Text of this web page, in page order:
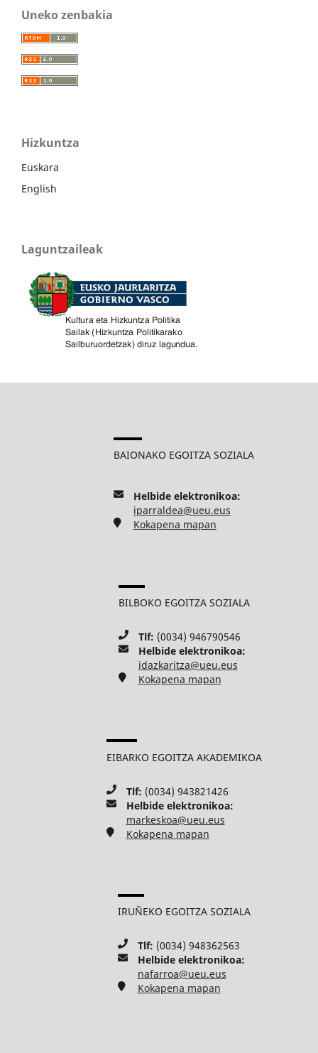
Uneko zenbakia
Hizkuntza
Euskara
English
Laguntzaileak
BAIONAKO EGOITZA SOZIALA
Helbide elektronikoa:
iparraldea@ueu.eus
Kokapena mapan
BILBOKO EGOITZA SOZIALA
Tlf: (0034) 946790546
Helbide elektronikoa:
idazkaritza@ueu.eus
Kokapena mapan
EIBARKO EGOITZA AKADEMIKOA
Tlf: (0034) 943821426
Helbide elektronikoa:
markeskoa@ueu.eus
Kokapena mapan
IRUÑEKO EGOITZA SOZIALA
Tlf: (0034) 948362563
Helbide elektronikoa:
nafarroa@ueu.eus
Kokapena mapan